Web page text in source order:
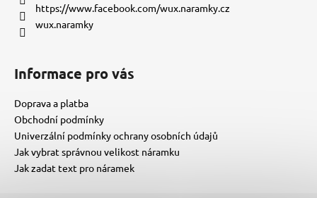
https://www.facebook.com/wux.naramky.cz
wux.naramky
Informace pro vás
Doprava a platba
Obchodní podmínky
Univerzální podmínky ochrany osobních údajů
Jak vybrat správnou velikost náramku
Jak zadat text pro náramek